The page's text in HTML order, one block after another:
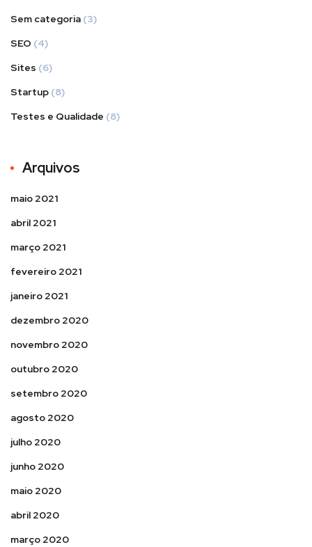
Sem categoria (3)
SEO (4)
Sites (6)
Startup (8)
Testes e Qualidade (8)
Arquivos
maio 2021
abril 2021
março 2021
fevereiro 2021
janeiro 2021
dezembro 2020
novembro 2020
outubro 2020
setembro 2020
agosto 2020
julho 2020
junho 2020
maio 2020
abril 2020
março 2020